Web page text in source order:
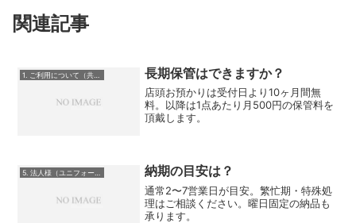
関連記事
長期保管はできますか？
店頭お預かりは受付日より10ヶ月間無
料。以降は1点あたり月500円の保管料を
頂戴します。
5. 法人様（ユニフォーム・制服）向け 納期の目安は？
通常2〜7営業日が目安。繁忙期・特殊処
理はご相談ください。曜日固定の納品も
承ります。